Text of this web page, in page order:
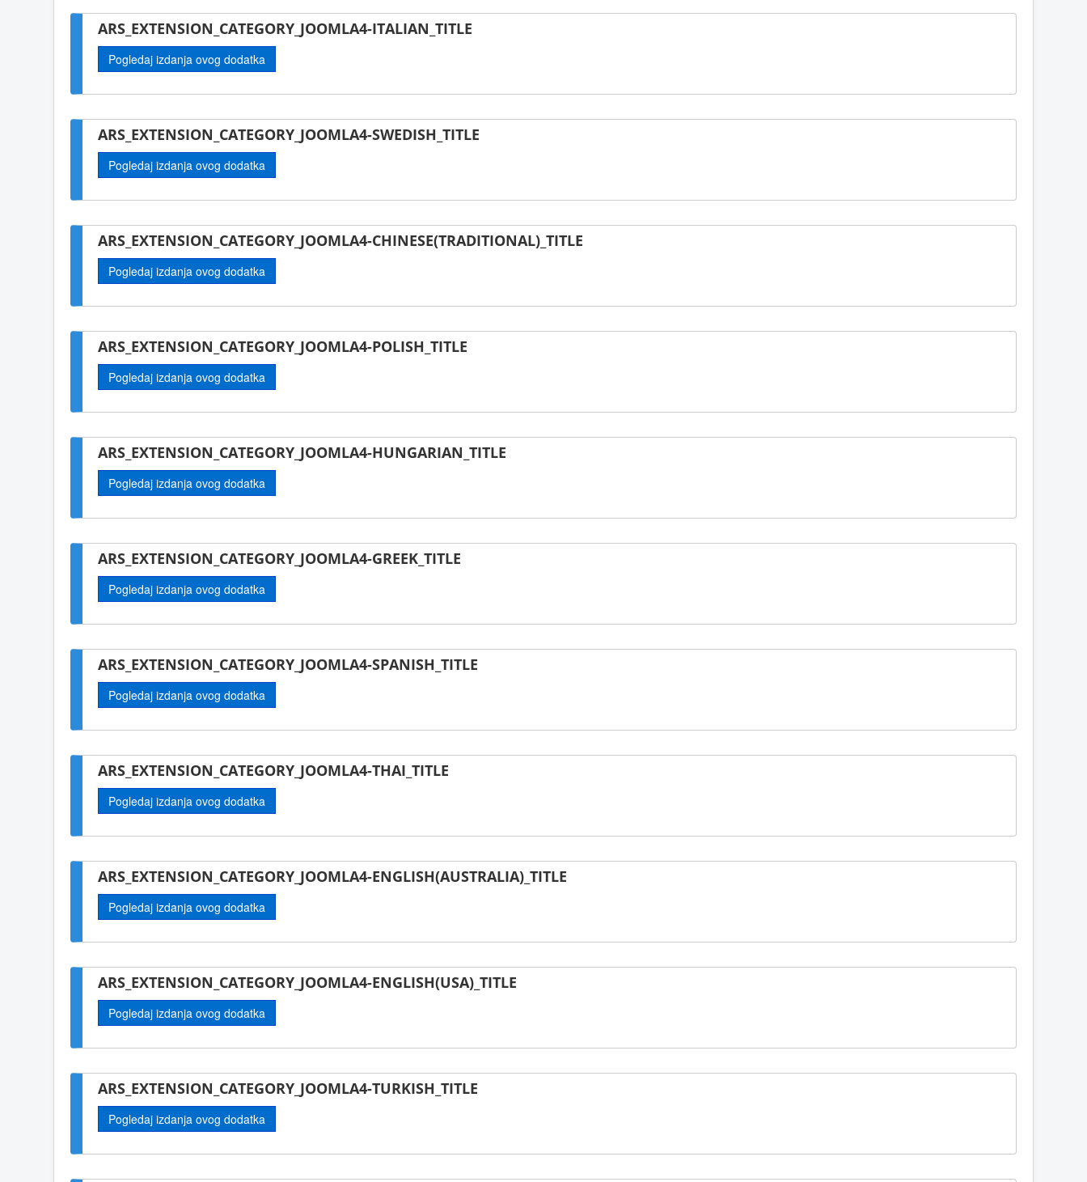
ARS_EXTENSION_CATEGORY_JOOMLA4-ITALIAN_TITLE
Pogledaj izdanja ovog dodatka
ARS_EXTENSION_CATEGORY_JOOMLA4-SWEDISH_TITLE
Pogledaj izdanja ovog dodatka
ARS_EXTENSION_CATEGORY_JOOMLA4-CHINESE(TRADITIONAL)_TITLE
Pogledaj izdanja ovog dodatka
ARS_EXTENSION_CATEGORY_JOOMLA4-POLISH_TITLE
Pogledaj izdanja ovog dodatka
ARS_EXTENSION_CATEGORY_JOOMLA4-HUNGARIAN_TITLE
Pogledaj izdanja ovog dodatka
ARS_EXTENSION_CATEGORY_JOOMLA4-GREEK_TITLE
Pogledaj izdanja ovog dodatka
ARS_EXTENSION_CATEGORY_JOOMLA4-SPANISH_TITLE
Pogledaj izdanja ovog dodatka
ARS_EXTENSION_CATEGORY_JOOMLA4-THAI_TITLE
Pogledaj izdanja ovog dodatka
ARS_EXTENSION_CATEGORY_JOOMLA4-ENGLISH(AUSTRALIA)_TITLE
Pogledaj izdanja ovog dodatka
ARS_EXTENSION_CATEGORY_JOOMLA4-ENGLISH(USA)_TITLE
Pogledaj izdanja ovog dodatka
ARS_EXTENSION_CATEGORY_JOOMLA4-TURKISH_TITLE
Pogledaj izdanja ovog dodatka